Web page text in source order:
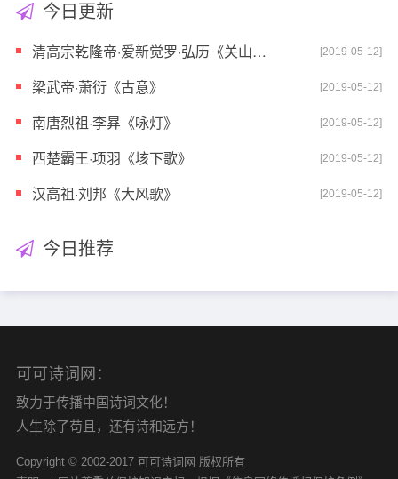
今日更新
清高宗乾隆帝·爱新觉罗·弘历《关山月》 [2019-05-12]
梁武帝·萧衍《古意》 [2019-05-12]
南唐烈祖·李昪《咏灯》 [2019-05-12]
西楚霸王·项羽《垓下歌》 [2019-05-12]
汉高祖·刘邦《大风歌》 [2019-05-12]
今日推荐
可可诗词网：
致力于传播中国诗词文化！
人生除了苟且，还有诗和远方！
Copyright © 2002-2017 可可诗词网 版权所有